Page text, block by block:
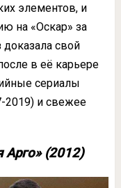
элементов, и
на «Оскар» за
свой
в её карьере
сериалы
2019) и свежее
(2012)